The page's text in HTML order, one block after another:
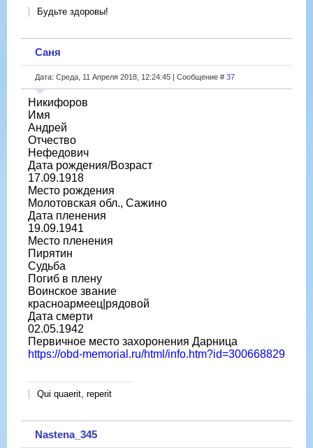
Будьте здоровы!
Саня
Дата: Среда, 11 Апреля 2018, 12:24:45 | Сообщение # 37
Никифоров
Имя
Андрей
Отчество
Нефедович
Дата рождения/Возраст
17.09.1918
Место рождения
Молотовская обл., Сажино
Дата пленения
19.09.1941
Место пленения
Пирятин
Судьба
Погиб в плену
Воинское звание
красноармеец|рядовой
Дата смерти
02.05.1942
Первичное место захоронения Дарница
https://obd-memorial.ru/html/info.htm?id=300668829
Qui quaerit, reperit
Nastena_345